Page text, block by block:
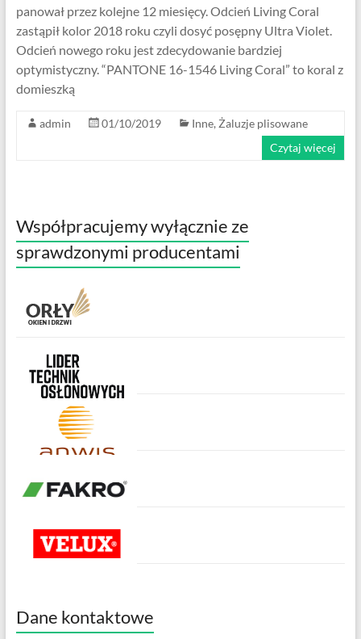
panował przez kolejne 12 miesięcy. Odcień Living Coral
zastąpił kolor 2018 roku czyli dosyć posępny Ultra Violet.
Odcień nowego roku jest zdecydowanie bardziej
optymistyczny. “PANTONE 16-1546 Living Coral” to koral z
domieszką
admin 01/10/2019 Inne, Żaluzje plisowane
Czytaj więcej
Współpracujemy wyłącznie ze
sprawdzonymi producentami
Dane kontaktowe